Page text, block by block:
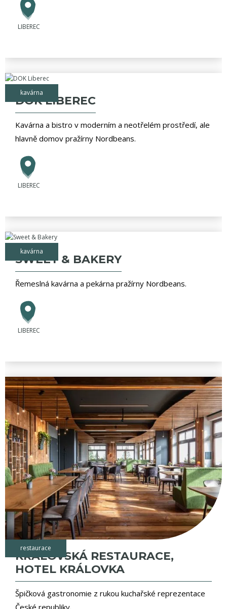
LIBEREC
kavárna
DOK LIBEREC
Kavárna a bistro v moderním a neotřelém prostředí, ale
hlavně domov pražírny Nordbeans.
LIBEREC
kavárna
SWEET & BAKERY
Řemeslná kavárna a pekárna pražírny Nordbeans.
LIBEREC
restaurace
KRÁLOVSKÁ RESTAURACE,
HOTEL KRÁLOVKA
Špičková gastronomie z rukou kuchařské reprezentace
České republiky.